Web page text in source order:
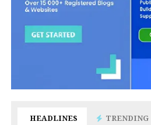
HEADLINES TRENDING